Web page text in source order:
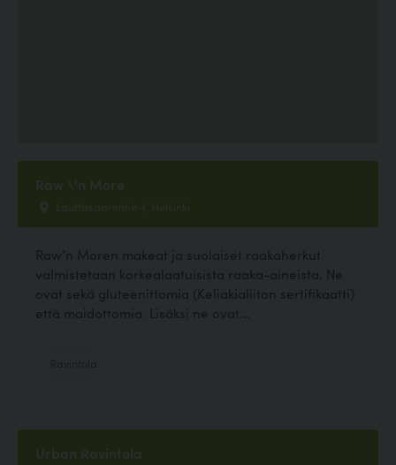
Raw \'n More
Lauttasaarentie 4, Helsinki
Raw’n Moren makeat ja suolaiset raakaherkut
valmistetaan korkealaatuisista raaka-aineista. Ne
ovat sekä gluteenittomia (Keliakialiiton sertifikaatti)
että maidottomia. Lisäksi ne ovat...
Urban Ravintola